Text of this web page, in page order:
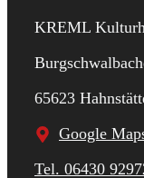
KREML
65623
Google
Tel. 06430